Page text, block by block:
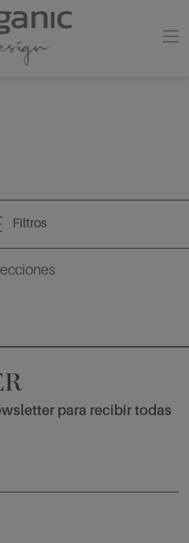
Filtros
para recibir todas